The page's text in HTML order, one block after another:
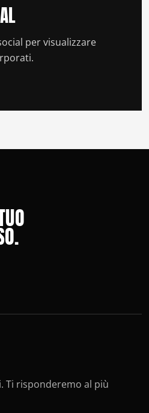
per visualizzare
Ti risponderemo al più